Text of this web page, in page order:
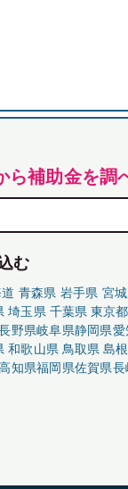
ら補助金を調
む
青森県 岩手県 宮
埼玉県 千葉県 東京都
野県岐阜県静岡県愛
和歌山県 鳥取県 島
知県福岡県佐賀県長